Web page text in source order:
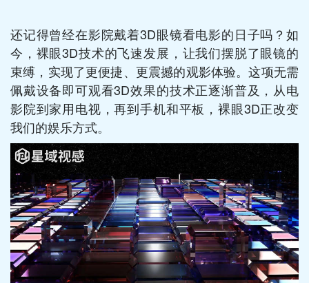
还记得曾经在影院戴着3D眼镜看电影的日子吗？如
今，裸眼3D技术的飞速发展，让我们摆脱了眼镜的
束缚，实现了更便捷、更震撼的观影体验。这项无需
佩戴设备即可观看3D效果的技术正逐渐普及，从电
影院到家用电视，再到手机和平板，裸眼3D正改变
我们的娱乐方式。